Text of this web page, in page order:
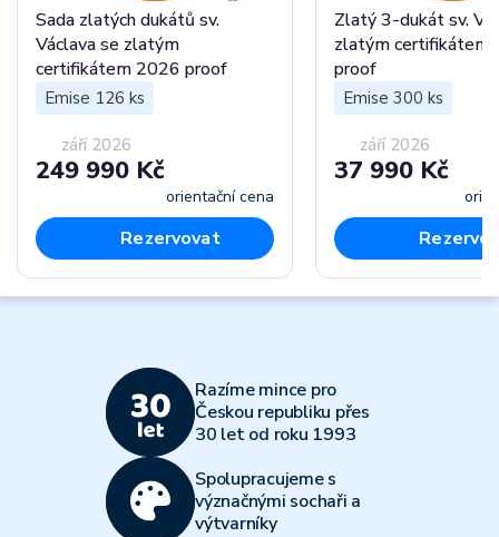
Sada zlatých dukátů sv.
Václava se zlatým
certifikátem 2026 proof
Emise 126 ks
září 2026
249 990 Kč
orientační cena
Rezervovat
Zlatý 3-dukát sv.
zlatým certifikátem
proof
Emise 300 ks
září 2026
37 990 Kč
Razíme mince pro
Českou republiku přes
30 let od roku 1993
Spolupracujeme s
význačnými sochaři a
výtvarníky